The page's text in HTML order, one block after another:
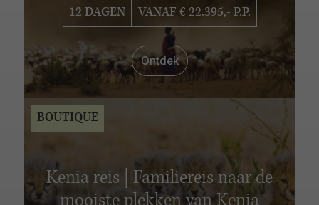
12 DAGEN VANAF € 22.395,- P.P.
Ontdek
Kenia reis | Familiereis naar de
BOUTIQUE